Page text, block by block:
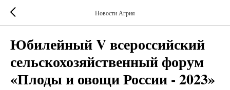
Новости Агрия
Юбилейный V всероссийский
сельскохозяйственный форум
«Плоды и овощи России - 2023»